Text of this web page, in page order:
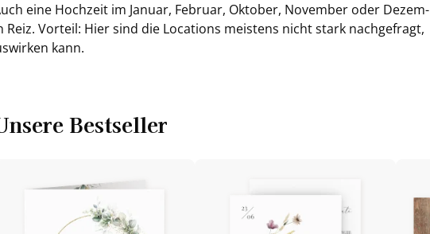
eine Hoch­zeit im Ja­nu­ar, Fe­bru­ar, Ok­to­ber, No­vem­ber oder De­zem­
Vor­teil: Hier sind die Lo­ca­ti­ons meis­tens nicht stark nach­ge­fragt,
kann.
Best­sel­ler